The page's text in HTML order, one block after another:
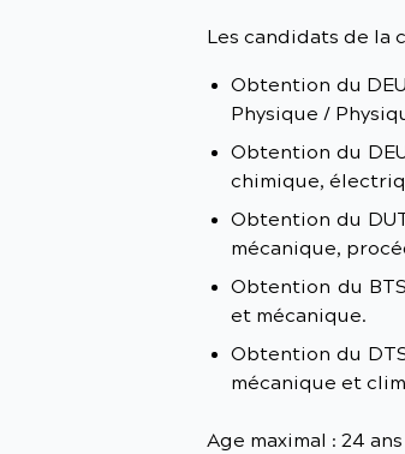
Les candidats de la
Obtention du
Physique /
Obtention du
chimique,
Obtention du
mécanique,
Obtention du
et mécanique.
Obtention du
mécanique et
Age maximal : 24